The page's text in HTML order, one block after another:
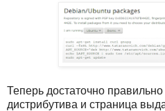
Теперь достаточно
дистрибутива и страница